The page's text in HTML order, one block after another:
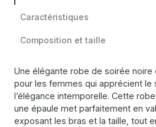
Caractéristiques
Composition et taille
Une élégante robe de soirée noire
pour les femmes qui apprécient le
l’élégance intemporelle. Cette
une épaule met parfaitement en
exposant les bras et la taille, tout